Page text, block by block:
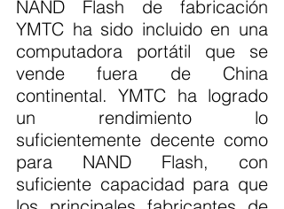
NAND Flash de fabricación
YMTC ha sido incluido en una
computadora portátil que se
vende fuera de China
continental. YMTC ha logrado
un rendimiento lo
suficientemente decente como
para NAND Flash, con
suficiente capacidad para que